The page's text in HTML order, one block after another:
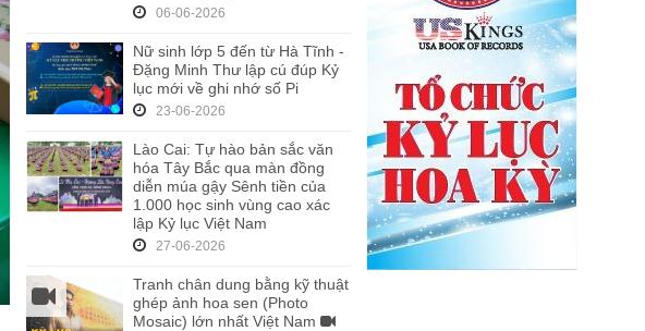
06-06-2026
Nữ sinh lớp 5 đến từ Hà Tĩnh -
Đặng Minh Thư lập cú đúp Kỷ
lục mới về ghi nhớ số Pi
23-06-2026
Lào Cai: Tự hào bản sắc văn
hóa Tây Bắc qua màn đồng
diễn múa gậy Sênh tiền của
1.000 học sinh vùng cao xác
lập Kỷ lục Việt Nam
27-06-2026
Tranh chân dung bằng kỹ thuật
ghép ảnh hoa sen (Photo
Mosaic) lớn nhất Việt Nam